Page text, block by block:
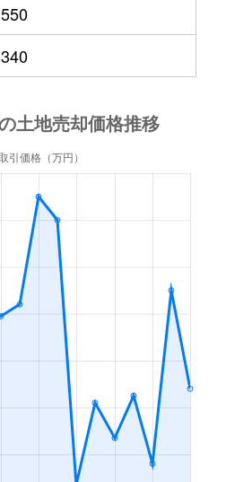
550
340